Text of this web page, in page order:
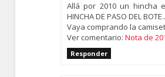
Allá por 2010 un hincha
HINCHA DE PASO DEL
Vaya comprando la
Ver comentario: Nota de
Responder